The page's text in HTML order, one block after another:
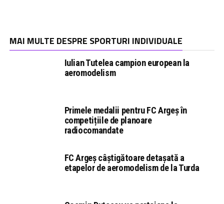
MAI MULTE DESPRE SPORTURI INDIVIDUALE
Iulian Tutelea campion european la
aeromodelism
Primele medalii pentru FC Argeș în
competițiile de planoare
radiocomandate
FC Argeș câștigătoare detașată a
etapelor de aeromodelism de la Turda